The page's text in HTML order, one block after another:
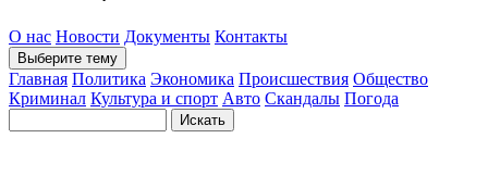
О нас Новости Документы Контакты
Выберите тему
Главная Политика Экономика Происшествия Общество
Криминал Культура и спорт Авто Скандалы Погода